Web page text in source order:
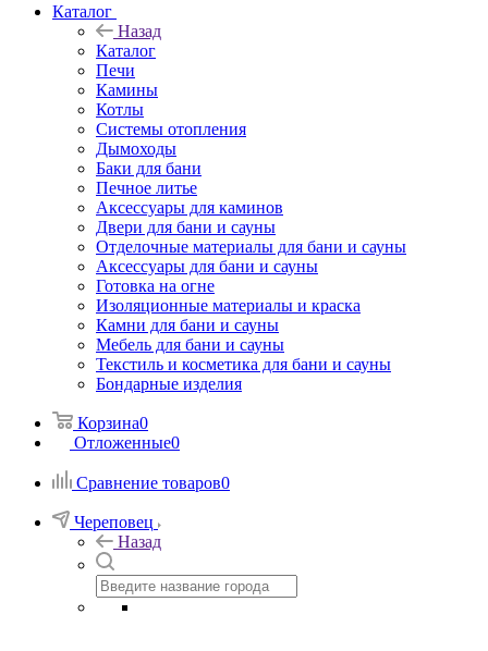
Каталог
Назад
Каталог
Печи
Камины
Котлы
Системы отопления
Дымоходы
Баки для бани
Печное литье
Аксессуары для каминов
Двери для бани и сауны
Отделочные материалы для бани и сауны
Аксессуары для бани и сауны
Готовка на огне
Изоляционные материалы и краска
Камни для бани и сауны
Мебель для бани и сауны
Текстиль и косметика для бани и сауны
Бондарные изделия
Корзина0
Отложенные0
Сравнение товаров0
Череповец
Назад